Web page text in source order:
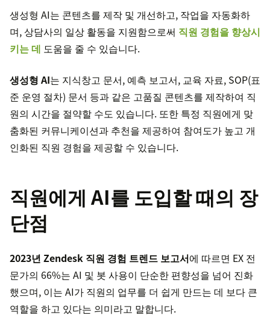
생성형 AI는 콘텐츠를 제작 및 개선하고, 작업을 자동화하
며, 상담사의 일상 활동을 지원함으로써 직원 경험을 향상시
키는 데 도움을 줄 수 있습니다.
생성형 AI는 지식창고 문서, 예측 보고서, 교육 자료, SOP(표
준 운영 절차) 문서 등과 같은 고품질 콘텐츠를 제작하여 직
원의 시간을 절약할 수도 있습니다. 또한 특정 직원에게 맞
춤화된 커뮤니케이션과 추천을 제공하여 참여도가 높고 개
인화된 직원 경험을 제공할 수 있습니다.
직원에게 AI를 도입할 때의 장
단점
2023년 Zendesk 직원 경험 트렌드 보고서에 따르면 EX 전
문가의 66%는 AI 및 봇 사용이 단순한 편향성을 넘어 진화
했으며, 이는 AI가 직원의 업무를 더 쉽게 만드는 데 보다 큰
역할을 하고 있다는 의미라고 말합니다.